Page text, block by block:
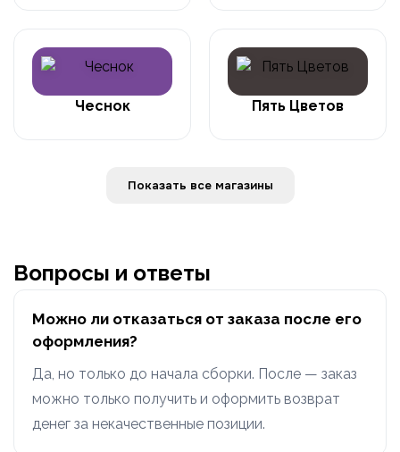
Чеснок Пять Цветов
Показать все магазины
Вопросы и ответы
Можно ли отказаться от заказа после его
оформления?
Да, но только до начала сборки. После — заказ
можно только получить и оформить возврат
денег за некачественные позиции.